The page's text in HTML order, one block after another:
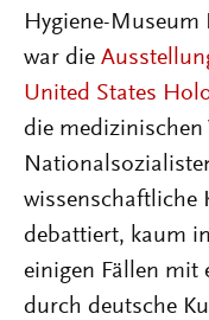
Hygiene-Museum
war die
United States
die medizinischen
wissenschaftliche
debattiert, kaum
einigen Fällen mit
durch deutsche